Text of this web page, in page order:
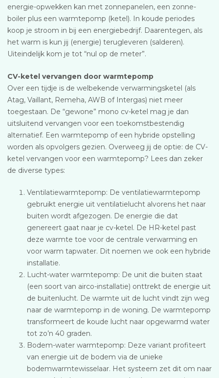
energie-opwekken kan met zonnepanelen, een zonne-
boiler plus een warmtepomp (ketel). In koude periodes
koop je stroom in bij een energiebedrijf. Daarentegen, als
het warm is kun jij (energie) terugleveren (salderen).
Uiteindelijk kom je tot “nul op de meter”.
CV-ketel vervangen door warmtepomp
Over een tijdje is de welbekende verwarmingsketel (als
Atag, Vaillant, Remeha, AWB of Intergas) niet meer
toegestaan. De “gewone” mono cv-ketel mag je dan
uitsluitend vervangen voor een toekomstbestendig
alternatief. Een warmtepomp of een hybride opstelling
worden als opvolgers gezien. Overweeg jij de optie: de CV-
ketel vervangen voor een warmtepomp? Lees dan zeker
de diverse types:
Ventilatiewarmtepomp: De ventilatiewarmtepomp
gebruikt energie uit ventilatielucht alvorens het naar
buiten wordt afgezogen. De energie die dat
genereert gaat naar je cv-ketel. De HR-ketel past
deze warmte toe voor de centrale verwarming en
voor warm tapwater. Dit noemen we ook een hybride
installatie.
Lucht-water warmtepomp: De unit die buiten staat
(een soort van airco-installatie) onttrekt de energie uit
de buitenlucht. De warmte uit de lucht vindt zijn weg
naar de warmtepomp in de woning. De warmtepomp
transformeert de koude lucht naar opgewarmd water
tot zo’n 40 graden.
Bodem-water warmtepomp: Deze variant profiteert
van energie uit de bodem via de unieke
bodemwarmtewisselaar. Het systeem zet dit om naar